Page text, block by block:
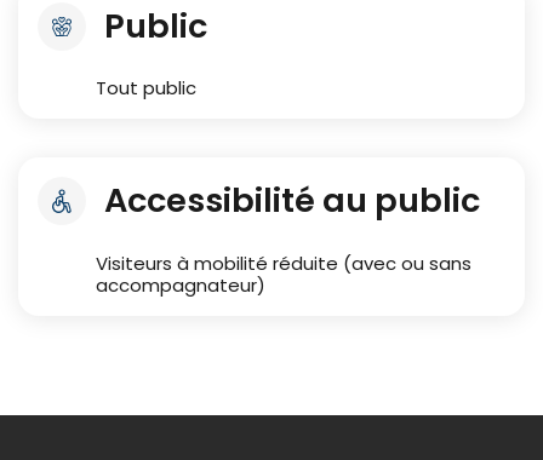
Public
Tout public
Accessibilité au public
Visiteurs à mobilité réduite (avec ou sans
accompagnateur)